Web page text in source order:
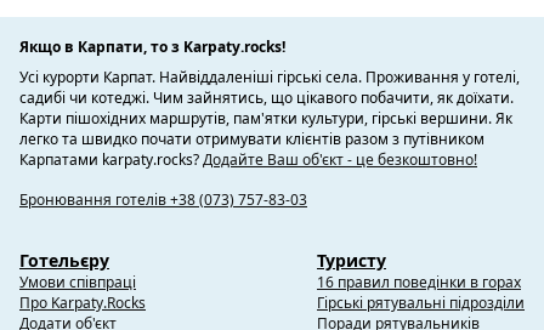
Якщо в Карпати, то з Karpaty.rocks!
Усі курорти Карпат. Найвіддаленіші гірські села. Проживання у готелі,
садибі чи котеджі. Чим зайнятись, що цікавого побачити, як доїхати.
Карти пішохідних маршрутів, пам'ятки культури, гірські вершини. Як
легко та швидко почати отримувати клієнтів разом з путівником
Карпатами karpaty.rocks?Додайте Ваш об'єкт - це безкоштовно!
Бронювання готелів +38 (073) 757-83-03
Готельєру
Умови співпраці
Про Karpaty.Rocks
Додати об'єкт
Туристу
16 правил поведінки в горах
Гірські рятувальні підрозділи
Поради рятувальників